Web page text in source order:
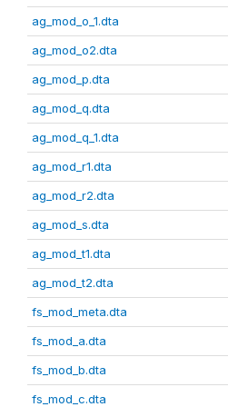
ag_mod_o_1.dta
ag_mod_o2.dta
ag_mod_p.dta
ag_mod_q.dta
ag_mod_q_1.dta
ag_mod_r1.dta
ag_mod_r2.dta
ag_mod_s.dta
ag_mod_t1.dta
ag_mod_t2.dta
fs_mod_meta.dta
fs_mod_a.dta
fs_mod_b.dta
fs_mod_c.dta